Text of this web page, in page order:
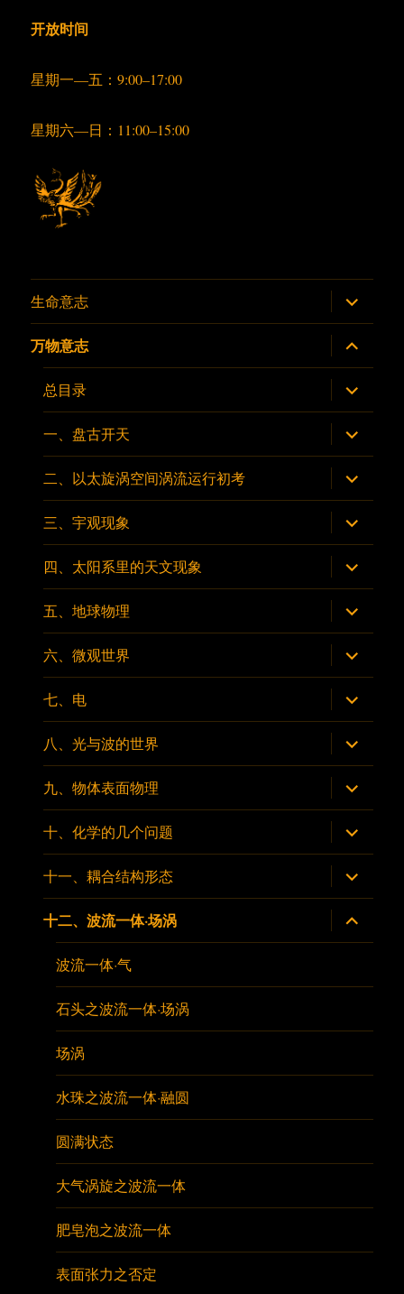
开放时间
星期一—五：9:00–17:00
星期六—日：11:00–15:00
生命意志 展
开
子
菜
单
万物意志 展
开
子
菜
单
总目录 展
开
子
菜
单
一、盘古开天 展
开
子
菜
单
二、以太旋涡空间涡流运行初考 展
开
子
菜
单
三、宇观现象 展
开
子
菜
单
四、太阳系里的天文现象 展
开
子
菜
单
五、地球物理 展
开
子
菜
单
六、微观世界 展
开
子
菜
单
七、电 展
开
子
菜
单
八、光与波的世界 展
开
子
菜
单
九、物体表面物理 展
开
子
菜
单
十、化学的几个问题 展
开
子
菜
单
十一、耦合结构形态 展
开
子
菜
单
十二、波流一体·场涡 展
开
子
波流一体·气
石头之波流一体·场涡
场涡
水珠之波流一体·融圆
圆满状态
大气涡旋之波流一体
肥皂泡之波流一体
表面张力之否定